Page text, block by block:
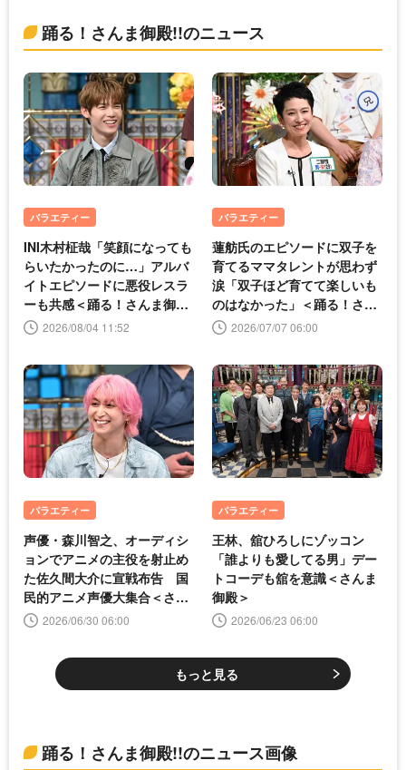
踊る！さんま御殿!!のニュース
バラエティー
INI木村柾哉「笑顔になっても
らいたかったのに…」アルバ
イトエピソードに悪役レスラ
ーも共感＜踊る！さんま御
殿!!＞2026/08/04 11:52
バラエティー
蓮舫氏のエピソードに双子を
育てるママタレントが思わず
涙「双子ほど育てて楽しいも
のはなかった」＜踊る！さん
ま御殿!!＞
2026/07/07 06:00
バラエティー
声優・森川智之、オーディシ
ョンでアニメの主役を射止め
た佐久間大介に宣戦布告 国
民的アニメ声優大集合＜さん
ま御殿＞
2026/06/30 06:00
バラエティー
王林、舘ひろしにゾッコン
「誰よりも愛してる男」デー
トコーデも舘を意識＜さんま
御殿＞
2026/06/23 06:00
もっと見る
踊る！さんま御殿!!のニュース画像